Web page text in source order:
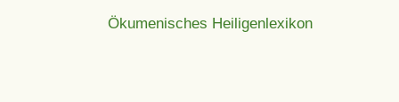
Ökumenisches Heiligenlexikon